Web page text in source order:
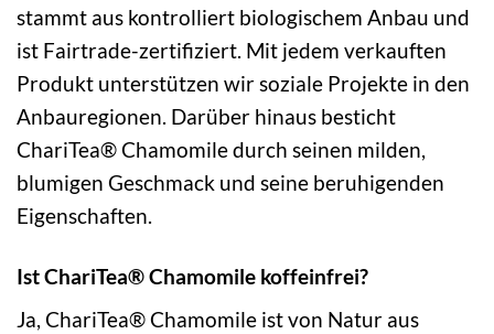
stammt aus kontrolliert biologischem Anbau und
ist Fairtrade-zertifiziert. Mit jedem verkauften
Produkt unterstützen wir soziale Projekte in den
Anbauregionen. Darüber hinaus besticht
ChariTea® Chamomile durch seinen milden,
blumigen Geschmack und seine beruhigenden
Eigenschaften.
Ist ChariTea® Chamomile koffeinfrei?
Ja, ChariTea® Chamomile ist von Natur aus